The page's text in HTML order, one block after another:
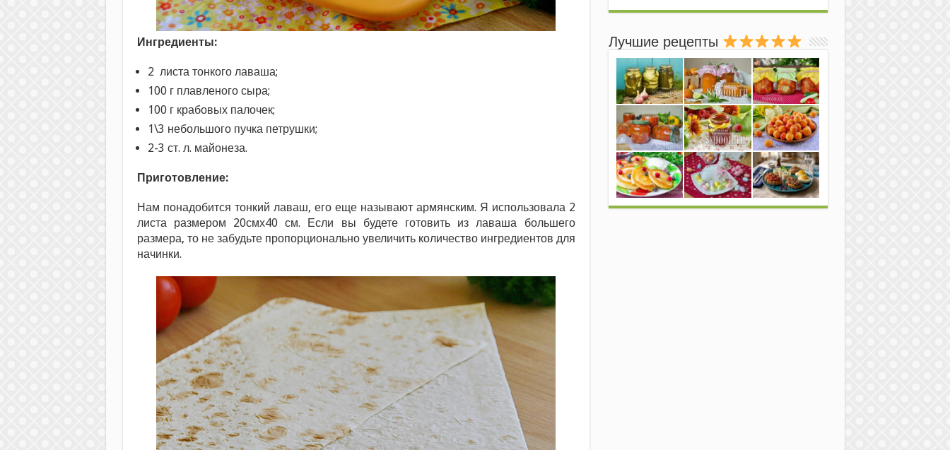
Ингредиенты:
2 листа тонкого лаваша;
100 г плавленого сыра;
100 г крабовых палочек;
1\3 небольшого пучка петрушки;
2-3 ст. л. майонеза.
Приготовление:
Нам понадобится тонкий лаваш, его еще называют армянским. Я использовала 2
листа размером 20смх40 см. Если вы будете готовить из лаваша большего
размера, то не забудьте пропорционально увеличить количество ингредиентов для
начинки.
Лучшие рецепты